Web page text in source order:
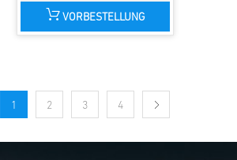
VORBESTELLUNG
1 2 3 4